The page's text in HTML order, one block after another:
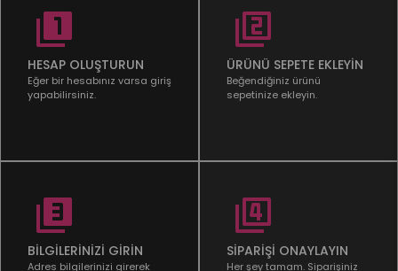
HESAP OLUŞTURUN
Eğer bir hesabınız varsa giriş
yapabilirsiniz.
ÜRÜNÜ SEPETE EKLEYİN
Beğendiğiniz ürünü
sepetinize ekleyin.
BİLGİLERİNİZİ GİRİN
Adres bilgilerinizi girerek
SİPARİŞİ ONAYLAYIN
Her şey tamam. Siparişiniz